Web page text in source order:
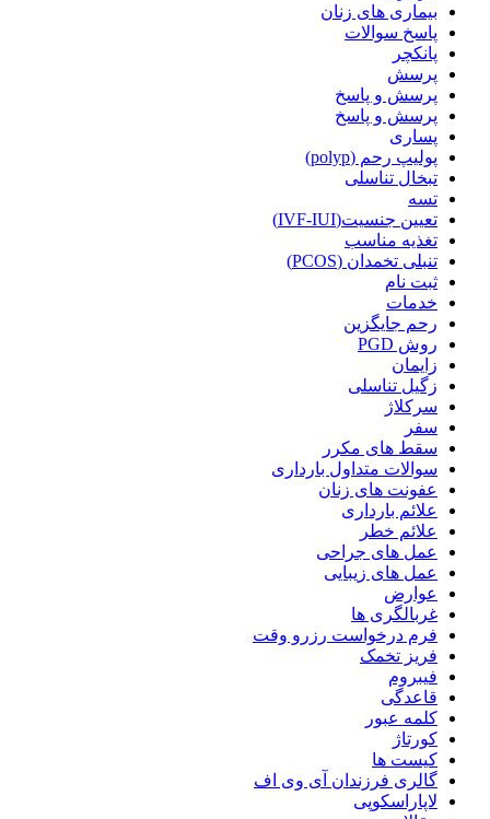
بیماری های زنان
پاسخ سوالات
پانکچر
پرسش
پرسش و پاسخ
پرسش و پاسخ
پساری
پولیپ رحم (polyp)
تبخال تناسلی
تسه
تعیین جنسیت(IVF-IUI)
تغذیه مناسب
تنبلی تخمدان (PCOS)
ثبت نام
خدمات
رحم جایگزین
روش PGD
زایمان
زگیل تناسلی
سرکلاژ
سفر
سقط های مکرر
سوالات متداول بارداری
عفونت های زنان
علائم بارداری
علائم خطر
عمل های جراحی
عمل های زیبایی
عوارض
غربالگری ها
فرم درخواست رزرو وقت
فریز تخمک
فیبروم
قاعدگی
کلمه عبور
کورتاژ
کیست ها
گالری فرزندان آی وی اف
لاپاراسکوپی